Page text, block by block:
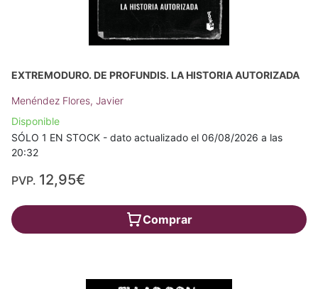
EXTREMODURO. DE PROFUNDIS. LA HISTORIA AUTORIZADA
Menéndez Flores, Javier
Disponible
SÓLO 1 EN STOCK - dato actualizado el 06/08/2026 a las
20:32
PVP. 12,95€
Comprar